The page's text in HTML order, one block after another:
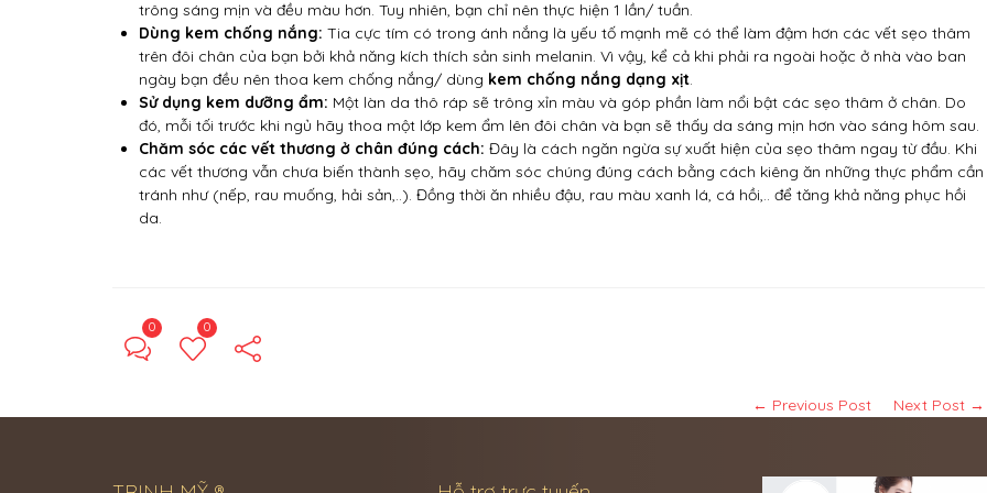
trông sáng mịn và đều màu hơn. Tuy nhiên, bạn chỉ nên thực hiện 1 lần/ tuần.
Dùng kem chống nắng: Tia cực tím có trong ánh nắng là yếu tố mạnh mẽ có thể làm đậm hơn các vết sẹo thâm
trên đôi chân của bạn bởi khả năng kích thích sản sinh melanin. Vì vậy, kể cả khi phải ra ngoài hoặc ở nhà vào ban
ngày bạn đều nên thoa kem chống nắng/ dùng kem chống nắng dạng xịt.
Sử dụng kem dưỡng ẩm: Một làn da thô ráp sẽ trông xỉn màu và góp phần làm nổi bật các sẹo thâm ở chân. Do
đó, mỗi tối trước khi ngủ hãy thoa một lớp kem ẩm lên đôi chân và bạn sẽ thấy da sáng mịn hơn vào sáng hôm sau.
Chăm sóc các vết thương ở chân đúng cách: Đây là cách ngăn ngừa sự xuất hiện của sẹo thâm ngay từ đầu. Khi
các vết thương vẫn chưa biến thành sẹo, hãy chăm sóc chúng đúng cách bằng cách kiêng ăn những thực phẩm cần
tránh như (nếp, rau muống, hải sản,..). Đồng thời ăn nhiều đậu, rau màu xanh lá, cá hồi,.. để tăng khả năng phục hồi
da.
0 0
← Previous Post Next Post →